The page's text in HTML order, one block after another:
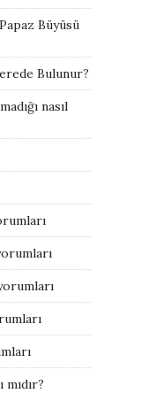
Büyüsü
Bulunur?
nasıl